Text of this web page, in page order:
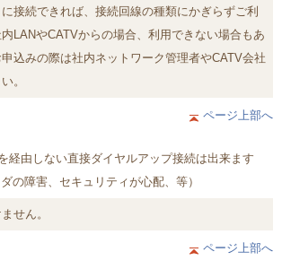
接続できれば、接続回線の種類にかぎらずご利
LANやCATVからの場合、利用できない場合もあ
込みの際は社内ネットワーク管理者やCATV会社
。
ページ上部へ
経由しない直接ダイヤルアップ接続は出来ます
の障害、セキュリティが心配、等）
せん。
ページ上部へ